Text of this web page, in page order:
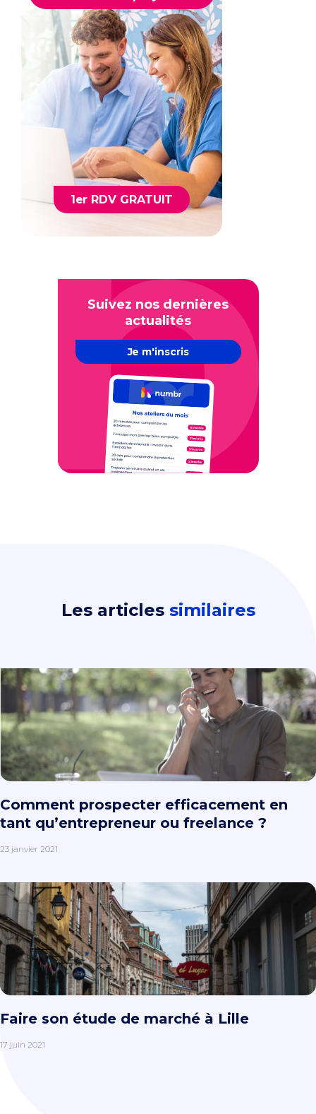
1er RDV GRATUIT
Suivez nos dernières
actualités
Je m'inscris
Les articles similaires
Comment prospecter efficacement en
tant qu’entrepreneur ou freelance ?
23 janvier 2021
Faire son étude de marché à Lille
17 juin 2021